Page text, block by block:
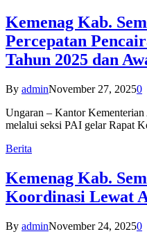
Kemenag Kab.
Percepatan
Tahun 2025 dan
By adminNovember 27, 20250
Ungaran – Kantor
melalui seksi PAI gelar Rapat
Berita
Kemenag Kab.
Koordinasi Lewat
By adminNovember 24, 20250